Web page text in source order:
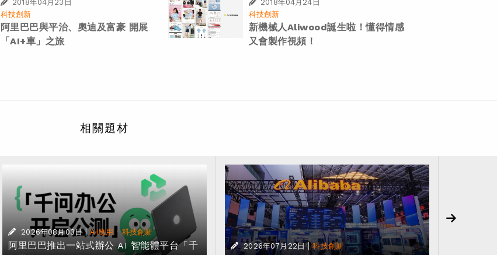
2018年04月23日
科技創新
阿里巴巴與平治、奧迪及富豪 開展
「AI+車」之旅
2018年04月24日
科技創新
新機械人Aliwood誕生啦！懂得情感
又會製作視頻！
相關題材
2026年08月03日 | AI應用 ·科技創新
阿里巴巴推出一站式辦公 AI 智能體平台「千
2026年07月22日 | 科技創新